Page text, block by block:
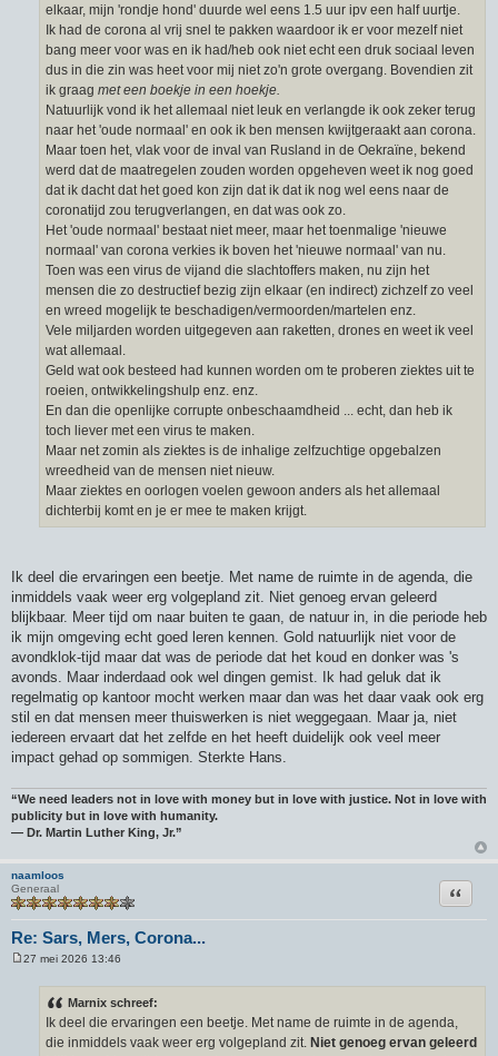
elkaar, mijn 'rondje hond' duurde wel eens 1.5 uur ipv een half uurtje.
Ik had de corona al vrij snel te pakken waardoor ik er voor mezelf niet
bang meer voor was en ik had/heb ook niet echt een druk sociaal leven
dus in die zin was heet voor mij niet zo'n grote overgang. Bovendien zit
ik graag met een boekje in een hoekje.
Natuurlijk vond ik het allemaal niet leuk en verlangde ik ook zeker terug
naar het 'oude normaal' en ook ik ben mensen kwijtgeraakt aan corona.
Maar toen het, vlak voor de inval van Rusland in de Oekraïne, bekend
werd dat de maatregelen zouden worden opgeheven weet ik nog goed
dat ik dacht dat het goed kon zijn dat ik dat ik nog wel eens naar de
coronatijd zou terugverlangen, en dat was ook zo.
Het 'oude normaal' bestaat niet meer, maar het toenmalige 'nieuwe
normaal' van corona verkies ik boven het 'nieuwe normaal' van nu.
Toen was een virus de vijand die slachtoffers maken, nu zijn het
mensen die zo destructief bezig zijn elkaar (en indirect) zichzelf zo veel
en wreed mogelijk te beschadigen/vermoorden/martelen enz.
Vele miljarden worden uitgegeven aan raketten, drones en weet ik veel
wat allemaal.
Geld wat ook besteed had kunnen worden om te proberen ziektes uit te
roeien, ontwikkelingshulp enz. enz.
En dan die openlijke corrupte onbeschaamdheid ... echt, dan heb ik
toch liever met een virus te maken.
Maar net zomin als ziektes is de inhalige zelfzuchtige opgebalzen
wreedheid van de mensen niet nieuw.
Maar ziektes en oorlogen voelen gewoon anders als het allemaal
dichterbij komt en je er mee te maken krijgt.
Ik deel die ervaringen een beetje. Met name de ruimte in de agenda, die
inmiddels vaak weer erg volgepland zit. Niet genoeg ervan geleerd
blijkbaar. Meer tijd om naar buiten te gaan, de natuur in, in die periode heb
ik mijn omgeving echt goed leren kennen. Gold natuurlijk niet voor de
avondklok-tijd maar dat was de periode dat het koud en donker was 's
avonds. Maar inderdaad ook wel dingen gemist. Ik had geluk dat ik
regelmatig op kantoor mocht werken maar dan was het daar vaak ook erg
stil en dat mensen meer thuiswerken is niet weggegaan. Maar ja, niet
iedereen ervaart dat het zelfde en het heeft duidelijk ook veel meer
impact gehad op sommigen. Sterkte Hans.
“We need leaders not in love with money but in love with justice. Not in love with
publicity but in love with humanity.
― Dr. Martin Luther King, Jr.”
naamloos
Generaal
Re: Sars, Mers, Corona...
Citeer
27 mei 2026 13:46
Marnix schreef:
Ik deel die ervaringen een beetje. Met name de ruimte in de agenda,
die inmiddels vaak weer erg volgepland zit. Niet genoeg ervan geleerd